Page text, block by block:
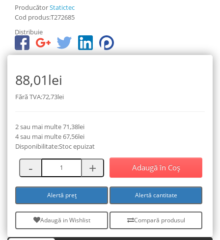
ProducătorStatictec
Cod produs:T272685
Distribuie
88,01lei
Fără TVA:72,73lei
2 sau mai multe 71,38lei
4 sau mai multe 67,56lei
Disponibilitate:Stoc epuizat
Adaugă în Coş
Alertă preț Alertă cantitate
Adaugă in Wishlist Compară produsul